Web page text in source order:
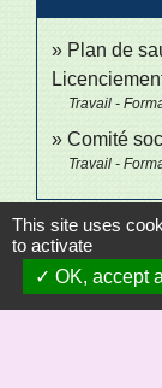
Plan de
Travail -
Comité
Travail -
This site uses
to activate
OK, accept all